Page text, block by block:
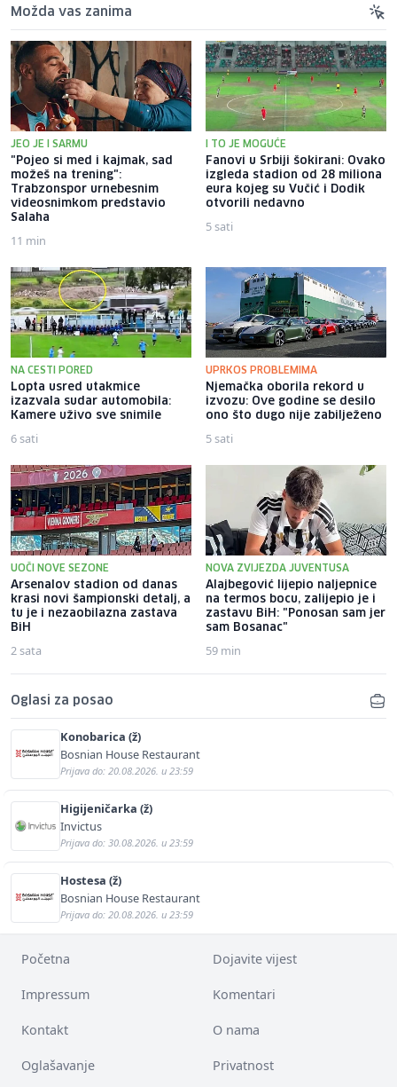
Možda vas zanima
JEO JE I SARMU
"Pojeo si med i kajmak, sad
možeš na trening":
Trabzonspor urnebesnim
videosnimkom predstavio
Salaha
11 min
I TO JE MOGUĆE
Fanovi u Srbiji šokirani: Ovako
izgleda stadion od 28 miliona
eura kojeg su Vučić i Dodik
otvorili nedavno
5 sati
NA CESTI PORED
Lopta usred utakmice
izazvala sudar automobila:
Kamere uživo sve snimile
6 sati
UPRKOS PROBLEMIMA
Njemačka oborila rekord u
izvozu: Ove godine se desilo
ono što dugo nije zabilježeno
5 sati
UOČI NOVE SEZONE
Arsenalov stadion od danas
krasi novi šampionski detalj, a
tu je i nezaobilazna zastava
BiH
2 sata
NOVA ZVIJEZDA JUVENTUSA
Alajbegović lijepio naljepnice
na termos bocu, zalijepio je i
zastavu BiH: "Ponosan sam jer
sam Bosanac"
59 min
Oglasi za posao
Konobarica (ž)
Bosnian House Restaurant
Prijava do: 20.08.2026. u 23:59
Higijeničarka (ž)
Invictus
Prijava do: 30.08.2026. u 23:59
Hostesa (ž)
Bosnian House Restaurant
Prijava do: 20.08.2026. u 23:59
Početna Dojavite vijest
Impressum Komentari
Kontakt O nama
Oglašavanje Privatnost